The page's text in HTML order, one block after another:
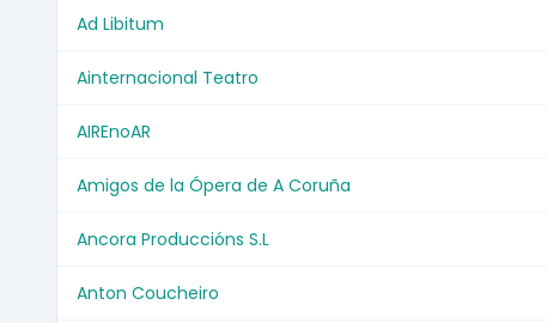
Ad Libitum
Ainternacional Teatro
AIREnoAR
Amigos de la Ópera de A Coruña
Ancora Produccións S.L
Anton Coucheiro